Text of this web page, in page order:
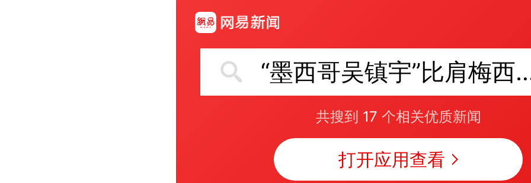
“墨西哥吴镇宇”比肩梅西C罗
共搜到 17 个相关优质新闻
打开应用查看